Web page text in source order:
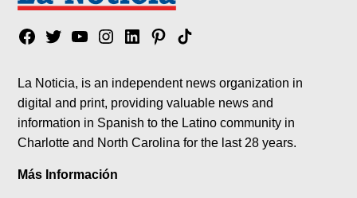
Facebook
TwitterYouTubeInstagram
LinkedinPinterest
Tik
La Noticia, is an independent news organization in
digital and print, providing valuable news and
information in Spanish to the Latino community in
Charlotte and North Carolina for the last 28 years.
Más Información